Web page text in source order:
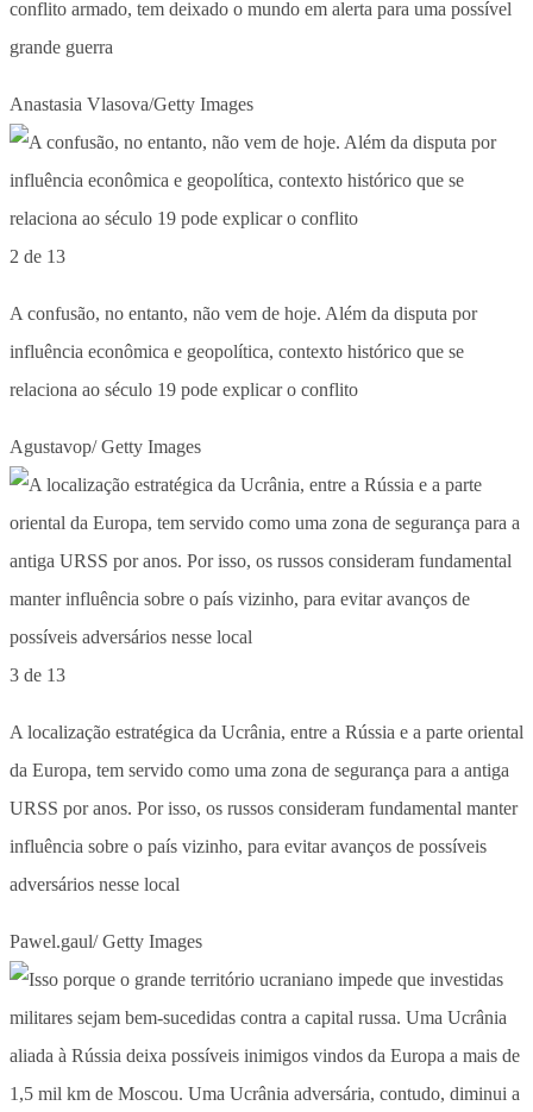
conflito armado, tem deixado o mundo em alerta para uma possível
grande guerra
Anastasia Vlasova/Getty Images
2 de 13
A confusão, no entanto, não vem de hoje. Além da disputa por
influência econômica e geopolítica, contexto histórico que se
relaciona ao século 19 pode explicar o conflito
Agustavop/ Getty Images
3 de 13
A localização estratégica da Ucrânia, entre a Rússia e a parte oriental
da Europa, tem servido como uma zona de segurança para a antiga
URSS por anos. Por isso, os russos consideram fundamental manter
influência sobre o país vizinho, para evitar avanços de possíveis
adversários nesse local
Pawel.gaul/ Getty Images